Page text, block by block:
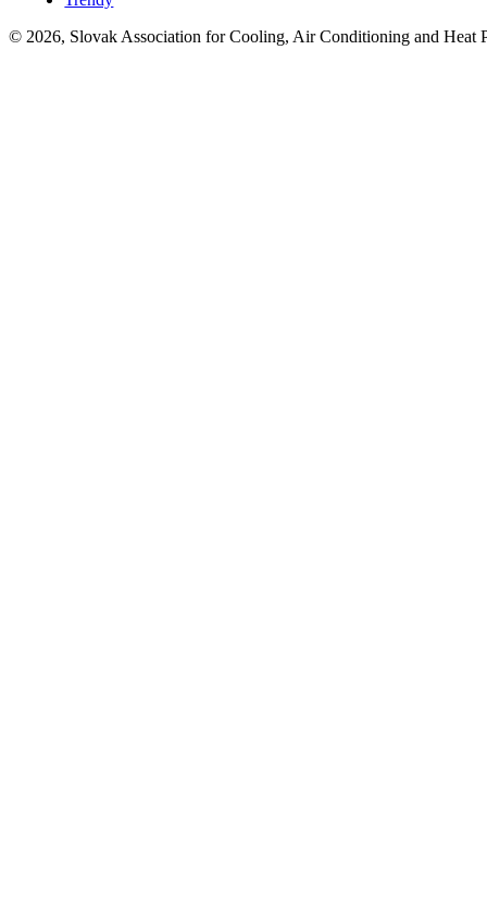
© 2026, Slovak Association for Cooling, Air Conditioning and Heat